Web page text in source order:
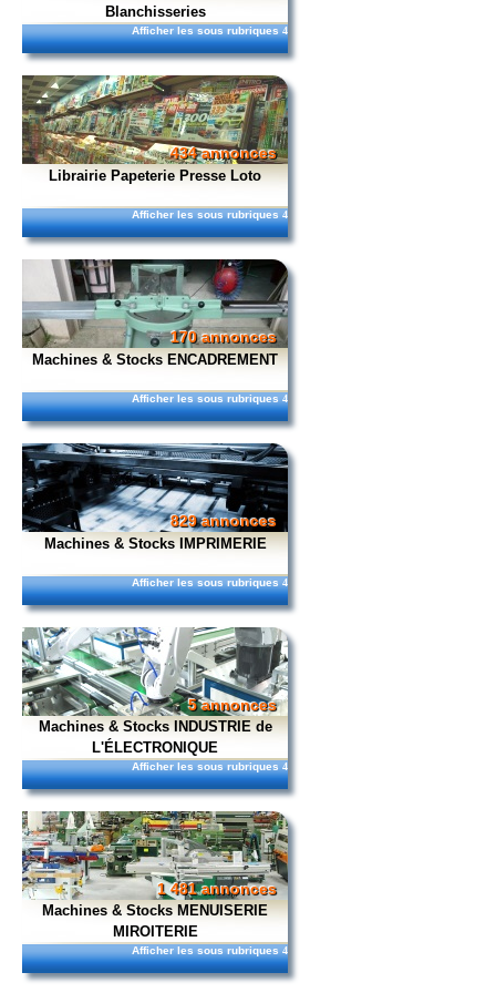
Blanchisseries
Afficher les sous rubriques 4
434 annonces
Librairie Papeterie Presse Loto
Afficher les sous rubriques 4
170 annonces
Machines & Stocks ENCADREMENT
Afficher les sous rubriques 4
829 annonces
Machines & Stocks IMPRIMERIE
Afficher les sous rubriques 4
5 annonces
Machines & Stocks INDUSTRIE de
L'ÉLECTRONIQUE
Afficher les sous rubriques 4
1 481 annonces
Machines & Stocks MENUISERIE
MIROITERIE
Afficher les sous rubriques 4